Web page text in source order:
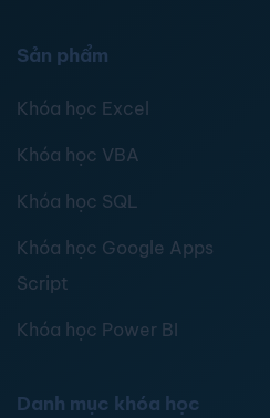
Sản phẩm
Khóa học Excel
Khóa học VBA
Khóa học SQL
Khóa học Google Apps
Script
Khóa học Power BI
Danh mục khóa học